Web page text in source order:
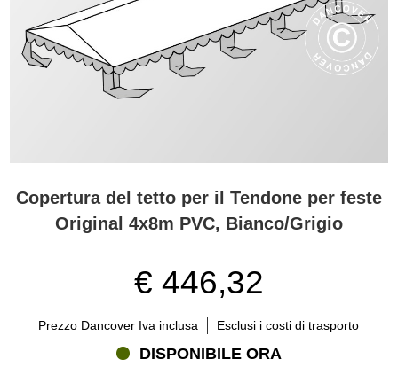
Copertura del tetto per il Tendone per feste
Original 4x8m PVC, Bianco/Grigio
€ 446,32
Prezzo Dancover Iva inclusa Esclusi i costi di trasporto
DISPONIBILE ORA